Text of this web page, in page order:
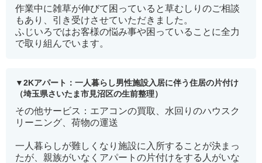
作業中に雑草が伸びて困っていると草むしりのご相談
もあり、引き受けさせていただきました。
ふじいろではお客様の悩み事や困っていることに全力
で取り組んでいます。
2Kアパート：一人暮らし男性施設入居に伴う住居の片付け
（埼玉県さいたま市見沼区の生前整理）
その他サービス：エアコンの買取、水回りのハウスク
リーニング、荷物の運送
一人暮らしが難しくなり施設に入所することが決まっ
たが、親族がいなくアパートの片付けをする人がいな